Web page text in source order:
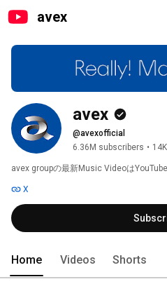
avex
avex
@avexofficial
6.36M subscribers •
avex groupの最新Music Videoは
X
Home Videos Shorts